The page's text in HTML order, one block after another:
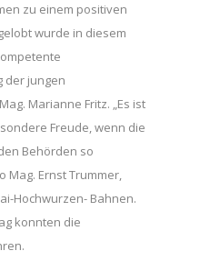
zu einem positiven
wurde in diesem
der jungen
Marianne Fritz. „Es ist
Freude, wenn die
Behörden so
Mag. Ernst Trummer,
Hochwurzen- Bahnen.
konnten die